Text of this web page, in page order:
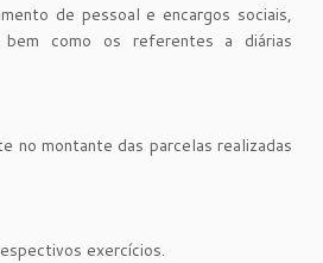
de pessoal e encargos sociais,
bem como os referentes a diárias
no montante das parcelas realizadas
exercícios.